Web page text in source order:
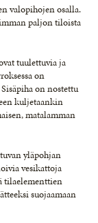
valopihojen osalla.
paljon tiloista
tuulettuvia ja
on
on nostettu
kuljetaankin
matalamman
yläpohjan
vesikattoja
tilaelementtien
suojaamaan